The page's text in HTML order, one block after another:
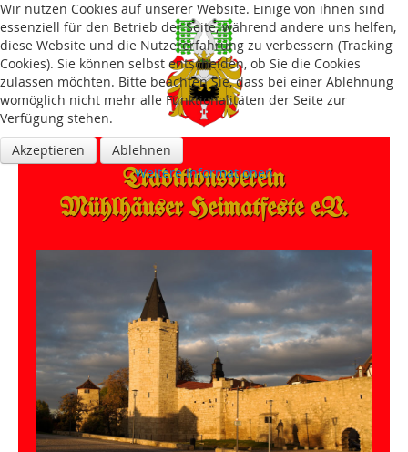
Traditions­verein
Mühlhäuser Heimatfeste e.V.
Wir nutzen Cookies auf unserer Website. Einige von ihnen sind
essenziell für den Betrieb der Seite, während andere uns helfen,
diese Website und die Nutzererfahrung zu verbessern (Tracking
Cookies). Sie können selbst entscheiden, ob Sie die Cookies
zulassen möchten. Bitte beachten Sie, dass bei einer Ablehnung
womöglich nicht mehr alle Funktionalitäten der Seite zur
Verfügung stehen.
Akzeptieren
Ablehnen
Weitere Informationen